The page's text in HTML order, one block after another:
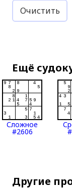
Очистить
Ещё
Сложное
#2606
Другие